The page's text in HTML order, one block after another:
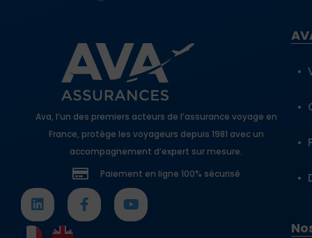
Ava, l’un des premiers acteurs de l’assurance voyage en
France, protège les voyageurs depuis 1981 avec un
accompagnement d’expert sur mesure.
Paiement en ligne 100% sécurisé